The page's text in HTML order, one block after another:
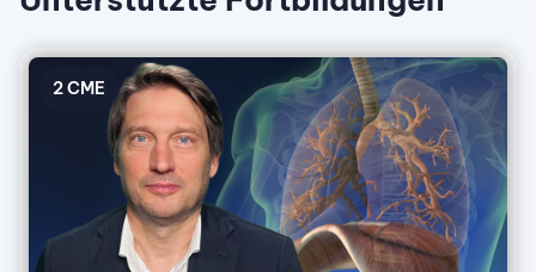
2CME